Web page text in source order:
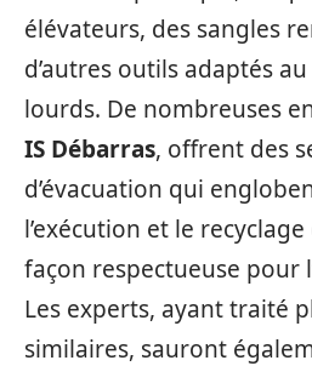
élévateurs, des sangles
d’autres outils adaptés
lourds. De nombreuses
IS Débarras, offrent des
d’évacuation qui
l’exécution et le
façon respectueuse pour
Les experts, ayant traité
similaires, sauront